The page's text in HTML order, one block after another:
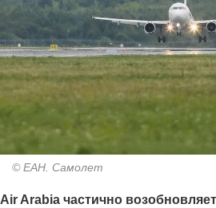
© ЕАН. Самолет
Air Arabia частично